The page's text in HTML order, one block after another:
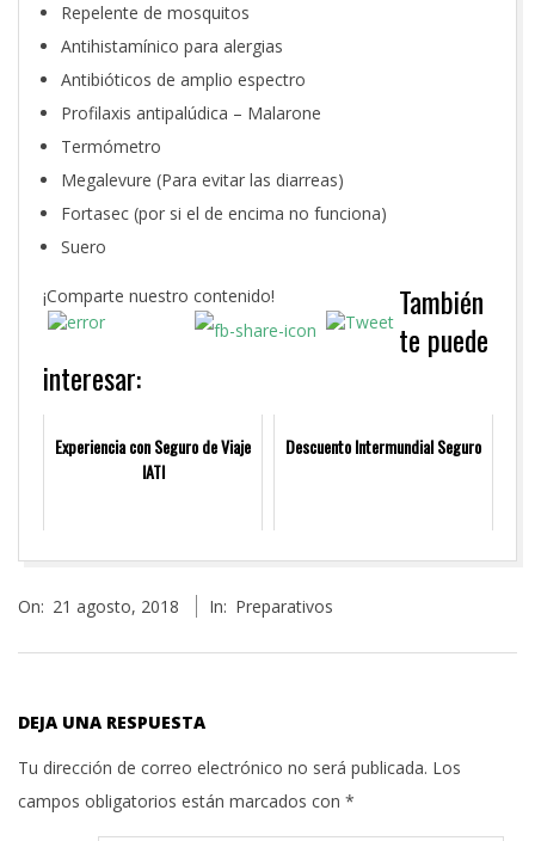
Repelente de mosquitos
Antihistamínico para alergias
Antibióticos de amplio espectro
Profilaxis antipalúdica – Malarone
Termómetro
Megalevure (Para evitar las diarreas)
Fortasec (por si el de encima no funciona)
Suero
¡Comparte nuestro contenido!
También
te puede
interesar:
Experiencia con Seguro de Viaje
IATI
Descuento Intermundial Seguro
08-
On: 21 agosto, 2018 In: Preparativos
DEJA UNA RESPUESTA
Tu dirección de correo electrónico no será publicada. Los
campos obligatorios están marcados con *